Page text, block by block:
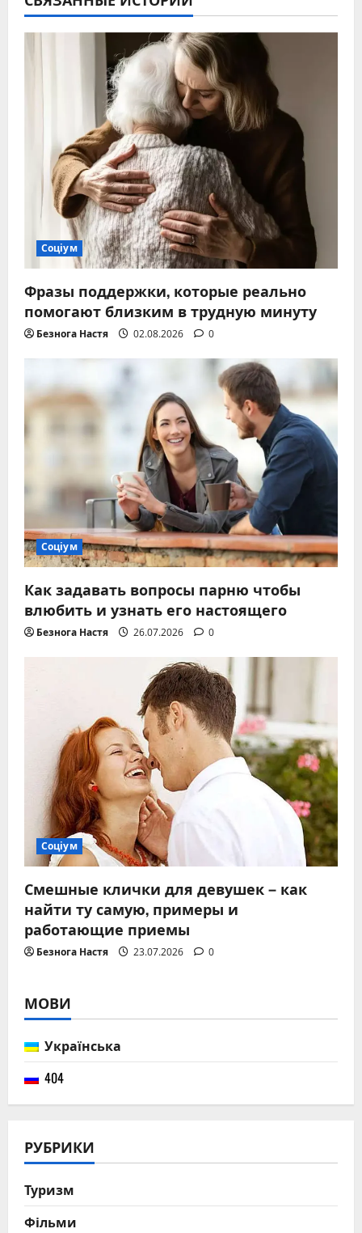
Соціум
Фразы поддержки, которые реально
помогают близким в трудную минуту
Безнога Настя 02.08.2026 0
Соціум
Как задавать вопросы парню чтобы
влюбить и узнать его настоящего
Безнога Настя 26.07.2026 0
Соціум
Смешные клички для девушек – как
найти ту самую, примеры и
работающие приемы
Безнога Настя 23.07.2026 0
МОВИ
Українська
404
РУБРИКИ
Туризм
Фільми